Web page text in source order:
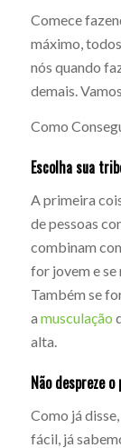
Comece
máximo,
nós quando
demais.
Como
Escolha sua
A primeira
de pessoas
combinam
for jovem e se
Também se
a musculação
alta.
Não despreze
Como já
fácil, já